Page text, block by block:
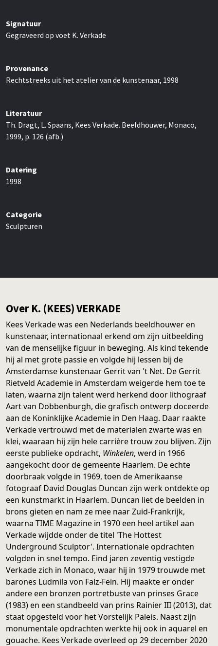
Signatuur
Gegraveerd op voet K. Verkade
Provenance
Rechtstreeks uit het atelier van de kunstenaar, 1998
Literatuur
Th. Dragt, L. Spaans, Kees Verkade. Beeldhouwer, Monaco,
1999, p. 126 (afb.)
Datering
1998
Categorie
Sculpturen
Over K. (KEES) VERKADE
Kees Verkade was een Nederlands beeldhouwer en
kunstenaar, internationaal erkend om zijn uitbeelding
van de menselijke figuur in beweging. Als kind tekende
hij al met grote passie en volgde hij lessen bij de
Amsterdamse kunstenaar Gerrit van 't Net. De Gerrit
Rietveld Academie in Amsterdam weigerde hem toe te
laten, waarna zijn talent werd herkend door lithograaf
Aart van Dobbenburgh, die grafisch ontwerp doceerde
aan de Koninklijke Academie in Den Haag. Daar raakte
Verkade vertrouwd met de materialen zwarte was en
klei, waaraan hij zijn hele carrière trouw zou blijven. Zijn
eerste publieke opdracht, Winkelen, werd in 1966
aangekocht door de gemeente Haarlem. De echte
doorbraak volgde in 1969, toen de Amerikaanse
fotograaf David Douglas Duncan zijn werk ontdekte op
een kunstmarkt in Haarlem. Duncan liet de beelden in
brons gieten en nam ze mee naar Zuid-Frankrijk,
waarna TIME Magazine in 1970 een heel artikel aan
Verkade wijdde onder de titel 'The Hottest
Underground Sculptor'. Internationale opdrachten
volgden in snel tempo. Eind jaren zeventig vestigde
Verkade zich in Monaco, waar hij in 1979 trouwde met
barones Ludmila von Falz-Fein. Hij maakte er onder
andere een bronzen portretbuste van prinses Grace
(1983) en een standbeeld van prins Rainier III (2013), dat
staat opgesteld voor het Vorstelijk Paleis. Naast zijn
monumentale opdrachten werkte hij ook in aquarel en
gouache. Kees Verkade overleed op 29 december 2020